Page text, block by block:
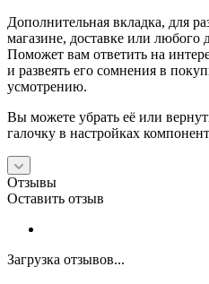
Дополнительная вкладка, для
магазине, доставке или любого
Поможет вам ответить на
и развеять его сомнения в
усмотрению.
Вы можете убрать её или
галочку в настройках
Отзывы
Оставить отзыв
Загрузка отзывов...